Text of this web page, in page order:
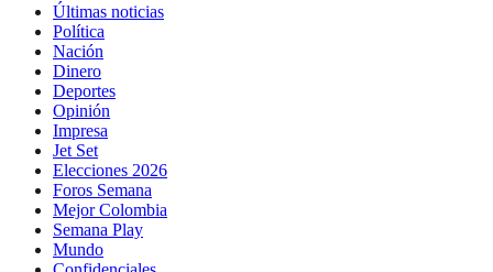
Últimas noticias
Política
Nación
Dinero
Deportes
Opinión
Impresa
Jet Set
Elecciones 2026
Foros Semana
Mejor Colombia
Semana Play
Mundo